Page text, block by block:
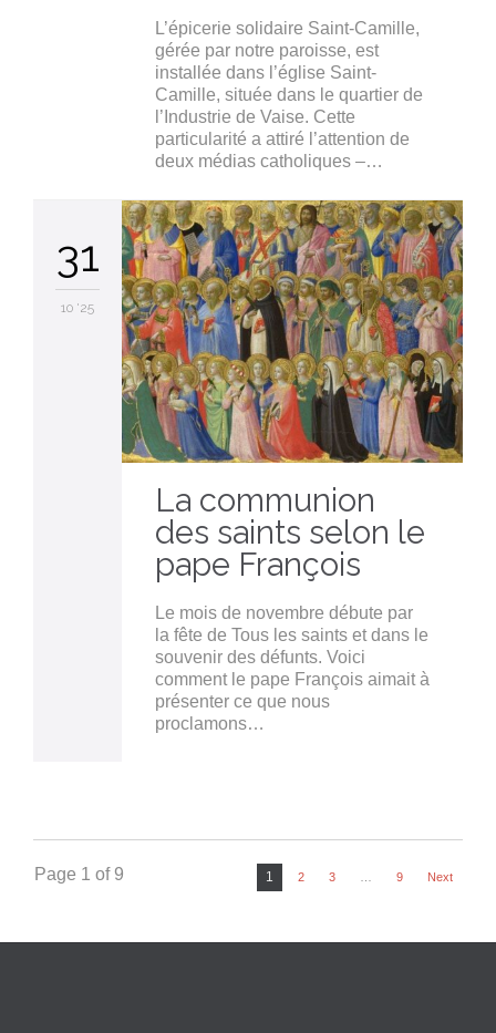
L’épicerie solidaire Saint-Camille,
gérée par notre paroisse, est
installée dans l’église Saint-
Camille, située dans le quartier de
l’Industrie de Vaise. Cette
particularité a attiré l’attention de
deux médias catholiques –…
31
10 '25
La communion
des saints selon le
pape François
Le mois de novembre débute par
la fête de Tous les saints et dans le
souvenir des défunts. Voici
comment le pape François aimait à
présenter ce que nous
proclamons…
Page 1 of 9 1 2 3 9 Next